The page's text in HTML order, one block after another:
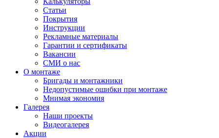
Статьи
Покрытия
Инструкции
Рекламные материалы
Гарантии и сертификаты
Вакансии
СМИ о нас
О монтаже
Бригады и монтажники
Недопустимые ошибки при монтаже
Мнимая экономия
Галерея
Наши проекты
Видеогалерея
Акции